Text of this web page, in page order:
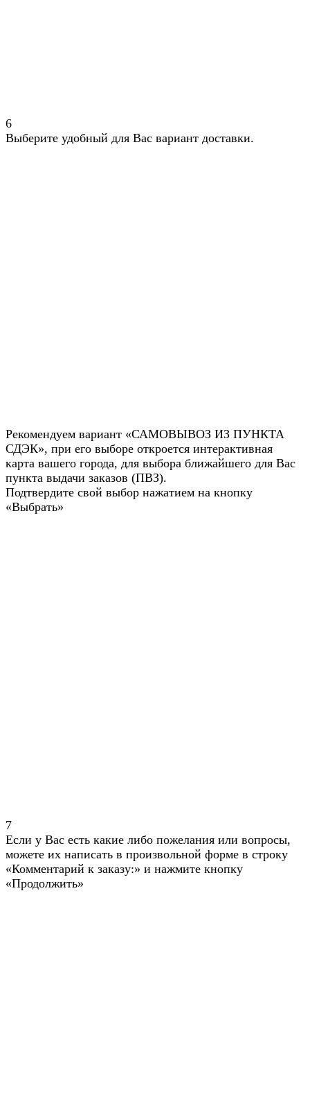
6
Выберите удобный для Вас вариант доставки.
Рекомендуем вариант «САМОВЫВОЗ ИЗ ПУНКТА
СДЭК», при его выборе откроется интерактивная
карта вашего города, для выбора ближайшего для Вас
пункта выдачи заказов (ПВЗ).
Подтвердите свой выбор нажатием на кнопку
«Выбрать»
7
Если у Вас есть какие либо пожелания или вопросы,
можете их написать в произвольной форме в строку
«Комментарий к заказу:» и нажмите кнопку
«Продолжить»